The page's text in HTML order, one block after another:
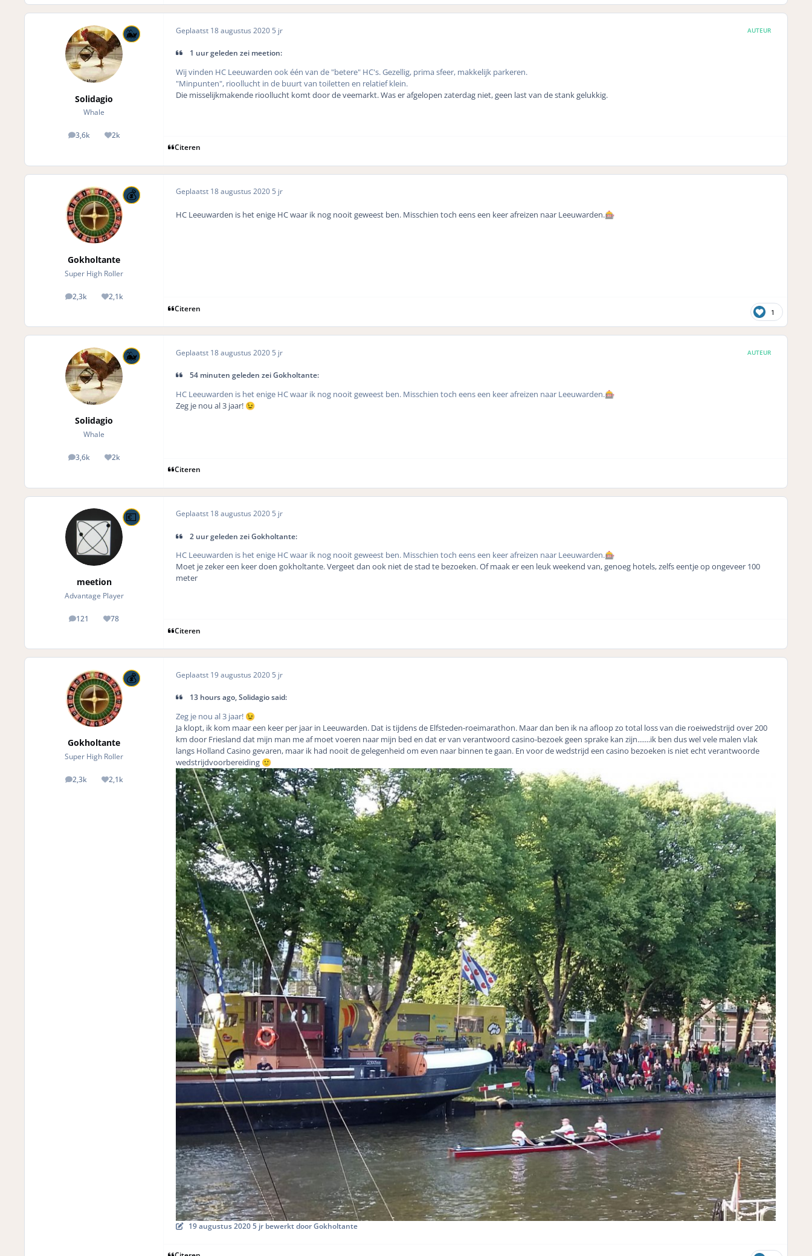
Solidagio
Whale
3,6k
posts 2k
Reputation
Geplaatst 18 augustus 2020 5 jr AUTEUR
1 uur geleden zei meetion:
Wij vinden HC Leeuwarden ook één van de "betere" HC's. Gezellig, prima sfeer, makkelijk parkeren.
"Minpunten", rioollucht in de buurt van toiletten en relatief klein.
Die misselijkmakende rioollucht komt door de veemarkt. Was er afgelopen zaterdag niet, geen last van de stank gelukkig.
Citeren
Gokholtante
Super High Roller
2,3k
posts 2,1k
Reputation
Geplaatst 18 augustus 2020 5 jr
HC Leeuwarden is het enige HC waar ik nog nooit geweest ben. Misschien toch eens een keer afreizen naar Leeuwarden.🎰
Citeren 1
Solidagio
Whale
3,6k
posts 2k
Reputation
Geplaatst 18 augustus 2020 5 jr AUTEUR
54 minuten geleden zei Gokholtante:
HC Leeuwarden is het enige HC waar ik nog nooit geweest ben. Misschien toch eens een keer afreizen naar Leeuwarden.🎰
Zeg je nou al 3 jaar! 😉
Citeren
meetion
Advantage Player
121
posts 78
Reputation
Geplaatst 18 augustus 2020 5 jr
2 uur geleden zei Gokholtante:
HC Leeuwarden is het enige HC waar ik nog nooit geweest ben. Misschien toch eens een keer afreizen naar Leeuwarden.🎰
Moet je zeker een keer doen gokholtante. Vergeet dan ook niet de stad te bezoeken. Of maak er een leuk weekend van, genoeg hotels, zelfs eentje op ongeveer 100
meter
Citeren
Gokholtante
Super High Roller
2,3k
posts 2,1k
Reputation
Geplaatst 19 augustus 2020 5 jr
13 hours ago, Solidagio said:
Zeg je nou al 3 jaar! 😉
Ja klopt, ik kom maar een keer per jaar in Leeuwarden. Dat is tijdens de Elfsteden-roeimarathon. Maar dan ben ik na afloop zo total loss van die roeiwedstrijd over 200
km door Friesland dat mijn man me af moet voeren naar mijn bed en dat er van verantwoord casino-bezoek geen sprake kan zijn.......ik ben dus wel vele malen vlak
langs Holland Casino gevaren, maar ik had nooit de gelegenheid om even naar binnen te gaan. En voor de wedstrijd een casino bezoeken is niet echt verantwoorde
wedstrijdvoorbereiding 🙂
19 augustus 20205 jrbewerkt door Gokholtante